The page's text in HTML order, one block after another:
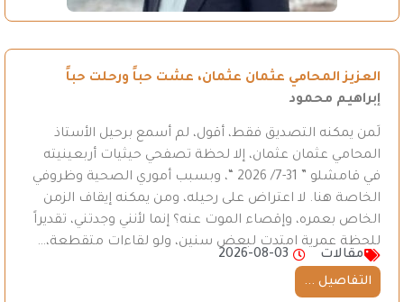
العزيز المحامي عثمان عثمان، عشت حباً ورحلت حباً
إبراهيم محمود
لَمن يمكنه التصديق فقط، أقول، لم أسمع برحيل الأستاذ
المحامي عثمان عثمان، إلا لحظة تصفحي حيثيات أربعينيته
في قامشلو ” 31-7/ 2026 “، وبسبب أموري الصحية وظروفي
الخاصة هنا. لا اعتراض على رحيله، ومن يمكنه إيقاف الزمن
الخاص بعمره، وإقصاء الموت عنه؟ إنما لأنني وجدتني، تقديراً
للحظة عمرية امتدت لبعض سنين، ولو لقاءات متقطعة،…
مقالات
2026-08-03
التفاصيل ...